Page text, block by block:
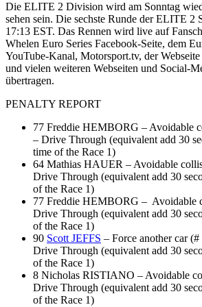
Die ELITE 2 Division wird am Sonntag
sehen sein. Die sechste Runde der ELITE 2
17:13 EST. Das Rennen wird live auf
Whelen Euro Series Facebook-Seite, dem
YouTube-Kanal, Motorsport.tv, der
und vielen weiteren Webseiten und Social-
übertragen.
PENALTY REPORT
77 Freddie HEMBORG – Avoidable
– Drive Through (equivalent add 30
time of the Race 1)
64 Mathias HAUER – Avoidable
Drive Through (equivalent add 30
of the Race 1)
77 Freddie HEMBORG – Avoidable
Drive Through (equivalent add 30
of the Race 1)
90 Scott JEFFS – Force another car
Drive Through (equivalent add 30
of the Race 1)
8 Nicholas RISTIANO – Avoidable
Drive Through (equivalent add 30
of the Race 1)